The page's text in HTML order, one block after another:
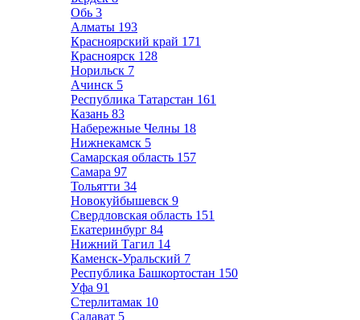
Обь 3
Алматы 193
Красноярский край 171
Красноярск 128
Норильск 7
Ачинск 5
Республика Татарстан 161
Казань 83
Набережные Челны 18
Нижнекамск 5
Самарская область 157
Самара 97
Тольятти 34
Новокуйбышевск 9
Свердловская область 151
Екатеринбург 84
Нижний Тагил 14
Каменск-Уральский 7
Республика Башкортостан 150
Уфа 91
Стерлитамак 10
Салават 5